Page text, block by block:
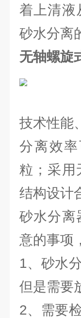
着上清液
砂水分离
无轴螺旋
技术性能
分离效
粒；采用
结构设计
砂水分离
意的事项
1、砂水
但是需要
2、需要